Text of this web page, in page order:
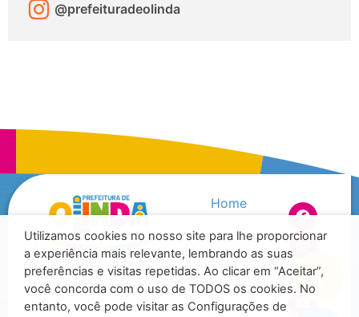
@prefeituradeolinda
Home
Secretarias
e Órgãos
Mapa
do
Utilizamos cookies no nosso site para lhe proporcionar
a experiência mais relevante, lembrando as suas
preferências e visitas repetidas. Ao clicar em “Aceitar”,
você concorda com o uso de TODOS os cookies. No
entanto, você pode visitar as Configurações de